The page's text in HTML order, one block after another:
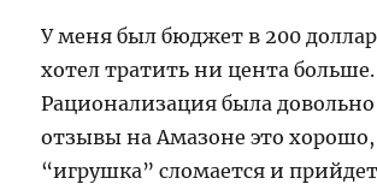
У меня был бюджет в 200
хотел тратить ни цента больше.
Рационализация была
отзывы на Амазоне это хорошо,
“игрушка” сломается и